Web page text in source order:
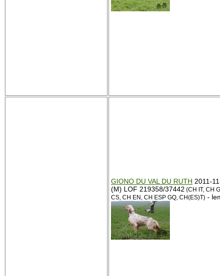
GIONO DU VAL DU RUTH 2011-
(M) LOF 219358/37442 (CH IT, CH
CS, CH EN, CH ESP GQ, CH(ES)T) -